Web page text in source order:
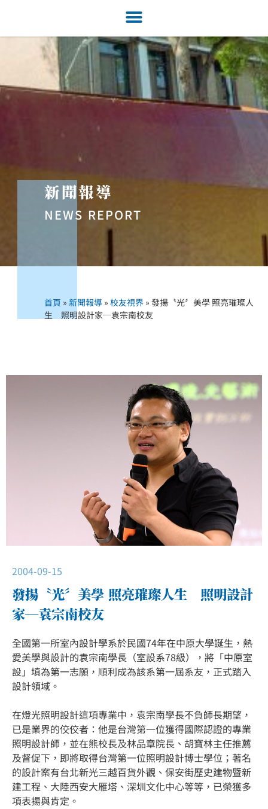
新聞報導
NEWS REPORT
首頁 »新聞報導 »校友視界 »發揚〝光〞美學 照亮璀璨人
生 照明設計家─袁宗南校友
2004-09-15
發揚〝光〞美學 照亮璀璨人生 照明設計
家─袁宗南校友
全國第一所室內設計學系於民國74年在中原大學誕生，熱
愛美學與設計的袁宗南學長（室設系78級），將「中原室
設」填為第一志願，順利成為該系第一屆系友，正式踏入
設計領域。
在燈光照明設計這項專業中，袁宗南學長不負師長期望，
已是業界的佼佼者：他是台灣第一位獲得國際認證的專業
照明設計師，並在熊校長及林品章院長、胡寶林主任推薦
及督促下，即將取得台灣第一位照明設計博士學位；著名
的設計案有台北新光三越百貨外觀、保安街歷史建物暨新
建工程、大陸西安大雁塔、深圳文化中心等等，已榮獲多
項表揚與肯定。